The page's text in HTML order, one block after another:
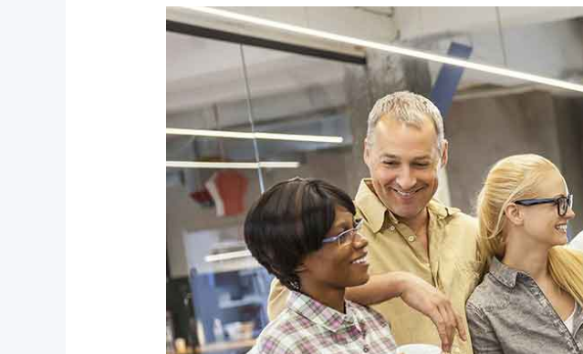
X300 Ultra nuovo X300 Pro nuovo X300